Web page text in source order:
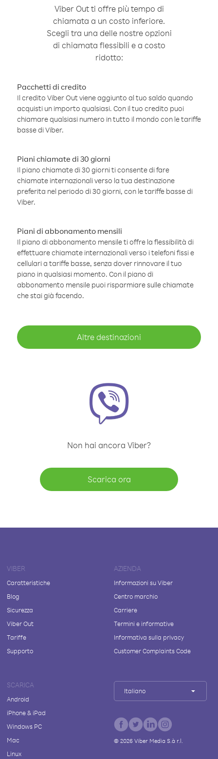
Viber Out ti offre più tempo di
chiamata a un costo inferiore.
Scegli tra una delle nostre opzioni
di chiamata flessibili e a costo
ridotto:
Pacchetti di credito
Il credito Viber Out viene aggiunto al tuo saldo quando
acquisti un importo qualsiasi. Con il tuo credito puoi
chiamare qualsiasi numero in tutto il mondo con le tariffe
basse di Viber.
Piani chiamate di 30 giorni
Il piano chiamate di 30 giorni ti consente di fare
chiamate internazionali verso la tua destinazione
preferita nel periodo di 30 giorni, con le tariffe basse di
Viber.
Piani di abbonamento mensili
Il piano di abbonamento mensile ti offre la flessibilità di
effettuare chiamate internazionali verso i telefoni fissi e
cellulari a tariffe basse, senza dover rinnovare il tuo
piano in qualsiasi momento. Con il piano di
abbonamento mensile puoi risparmiare sulle chiamate
che stai già facendo.
Altre destinazioni
Non hai ancora Viber?
Scarica ora
VIBER
Caratteristiche
Blog
Sicurezza
Viber Out
Tariffe
Supporto
AZIENDA
Informazioni su Viber
Centro marchio
Carriere
Termini e informative
Informativa sulla privacy
Customer Complaints Code
SCARICA
Android
iPhone & iPad
Windows PC
Mac
Linux
Italiano
© 2026Viber Media S.à r.l.